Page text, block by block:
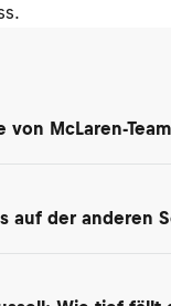
von McLaren-
auf der anderen